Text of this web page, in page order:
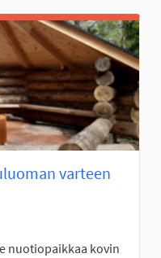
varteen
nuotiopaikkaa kovin